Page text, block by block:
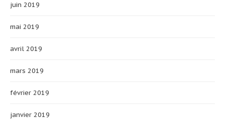
juin 2019
mai 2019
avril 2019
mars 2019
février 2019
janvier 2019